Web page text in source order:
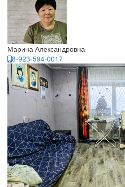
Марина Александровна
8-923-594-0017